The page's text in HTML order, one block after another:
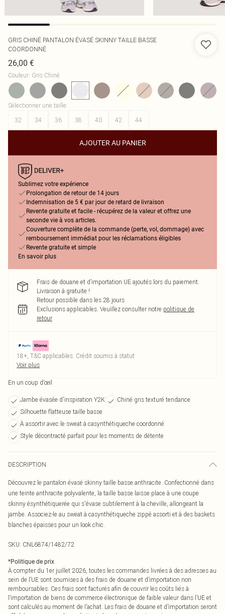
GRIS CHINÉ PANTALON ÉVASÉ SKINNY TAILLE BASSE
COORDONNÉ
26,00 €
Couleur: Gris Chiné
Sélectionner une taille:
32
34 36 38 40 42 44
AJOUTER AU PANIER
Sublimez votre expérience
Prolongation de retour de 14 jours
Indemnisation de 5 € par jour de retard de livraison
Revente gratuite et facile - récupérez de la valeur et offrez une
seconde vie à vos articles.
Couverture complète de la commande (perte, vol, dommage) avec
remboursement immédiat pour les réclamations éligibles
Revente gratuite et simple
En savoir plus
Frais de douane et d’importation UE ajoutés lors du paiement.
Livraison à gratuite !
Retour possible dans les 28 jours
Exclusions applicables. Veuillez consulter notre politique de
retour
18+, T&C applicables. Crédit soumis à statut
Voir plus
En un coup d’œil
Jambe évasée d'inspiration Y2K
Chiné gris texturé tendance
Silhouette flatteuse taille basse
À assortir avec le sweat à casynthétiqueche coordonné
Style décontracté parfait pour les moments de détente
DESCRIPTION
Découvrez le pantalon évasé skinny taille basse anthracite. Confectionné dans
une teinte anthracite polyvalente, la taille basse laisse place à une coupe
skinny ésynthétiquerée qui s'évase subtilement à la cheville, allongeant la
jambe. Associez-le au sweat à casynthétiqueche zippé assorti et à des baskets
blanches épaisses pour un look chic.
SKU: CNL6874/1482/72
*Politique de prix
À compter du 1er juillet 2026, toutes les commandes livrées à des adresses au
sein de l’UE sont soumises à des frais de douane et d’importation non
remboursables. Ces frais sont facturés afin de couvrir les coûts liés à
l’importation de biens de commerce électronique de faible valeur dans l’UE et
sont calculés au moment de l’achat. Les frais de douane et d’importation seront